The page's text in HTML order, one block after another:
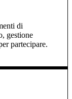
di
gestione
partecipare.